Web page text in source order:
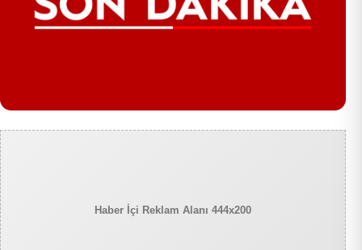
Haber İçi Reklam Alanı 444x200